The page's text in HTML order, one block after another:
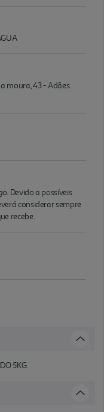
moura, 43 - Adães
Devido a possíveis
considerar sempre
recebe.
5KG